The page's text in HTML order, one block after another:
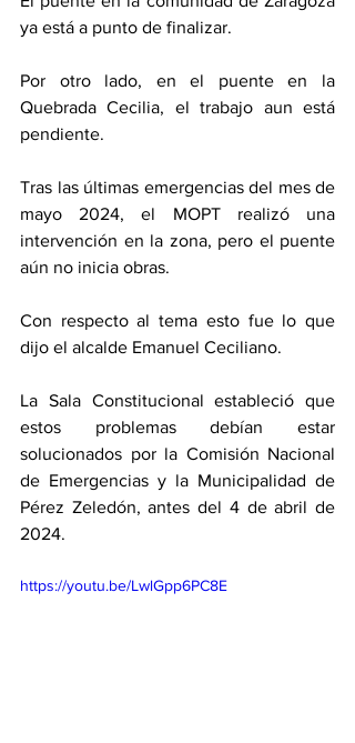
ya está a punto de finalizar.
Por otro lado, en el puente en la
Quebrada Cecilia, el trabajo aun está
pendiente.
Tras las últimas emergencias del mes de
mayo 2024, el MOPT realizó una
intervención en la zona, pero el puente
aún no inicia obras.
Con respecto al tema esto fue lo que
dijo el alcalde Emanuel Ceciliano.
La Sala Constitucional estableció que
estos problemas debían estar
solucionados por la Comisión Nacional
de Emergencias y la Municipalidad de
Pérez Zeledón, antes del 4 de abril de
2024.
https://youtu.be/LwlGpp6PC8E